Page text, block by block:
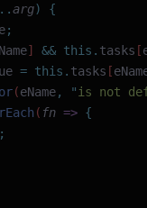
arg)
{
;
] && this. tasks [
= this. tasks [
(eName, " is not
( fn => {
;